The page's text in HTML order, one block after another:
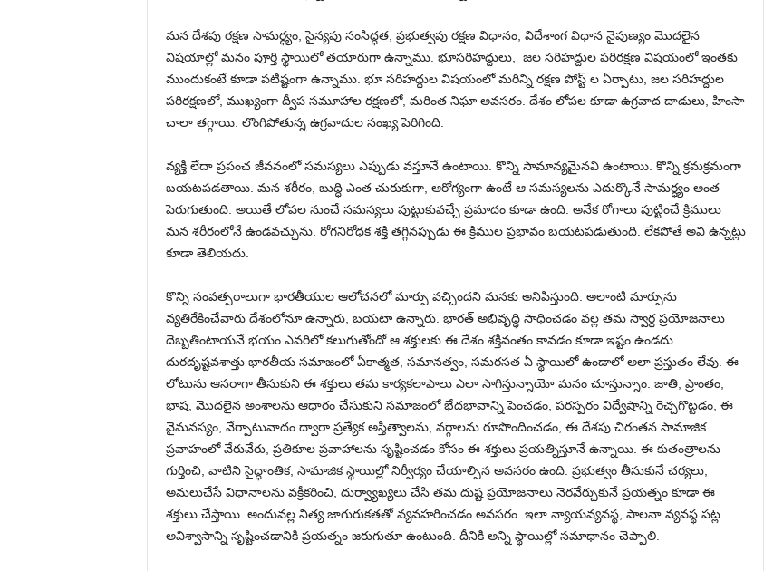
మన దేశపు రక్షణ సామర్ధ్యం, సైన్యపు సంసిద్ధత, ప్రభుత్వపు రక్షణ విధానం, విదేశాంగ విధాన నైపుణ్యం మొదలైన
విషయాల్లో మనం పూర్తి స్థాయిలో తయారుగా ఉన్నాము. భూసరిహద్దులు, జల సరిహద్దుల పరిరక్షణ విషయంలో ఇంతకు
ముందుకంటే కూడా పటిష్టంగా ఉన్నాము. భూ సరిహద్దుల విషయంలో మరిన్ని రక్షణ పోస్ట్ ల ఏర్పాటు, జల సరిహద్దుల
పరిరక్షణలో, ముఖ్యంగా ద్వీప సమూహాల రక్షణలో, మరింత నిఘా అవసరం. దేశం లోపల కూడా ఉగ్రవాద దాడులు, హింసా
చాలా తగ్గాయి. లొంగిపోతున్న ఉగ్రవాదుల సంఖ్య పెరిగింది.
వ్యక్తి లేదా ప్రపంచ జీవనంలో సమస్యలు ఎప్పుడు వస్తూనే ఉంటాయి. కొన్ని సామాన్యమైనవి ఉంటాయి. కొన్ని క్రమక్రమంగా
బయటపడతాయి. మన శరీరం, బుద్ధి ఎంత చురుకుగా, ఆరోగ్యంగా ఉంటే ఆ సమస్యలను ఎదుర్కొనే సామర్ధ్యం అంత
పెరుగుతుంది. అయితే లోపల నుంచే సమస్యలు పుట్టుకువచ్చే ప్రమాదం కూడా ఉంది. అనేక రోగాలు పుట్టించే క్రిములు
మన శరీరంలోనే ఉండవచ్చును. రోగనిరోధక శక్తి తగ్గినప్పుడు ఈ క్రిముల ప్రభావం బయటపడుతుంది. లేకపోతే అవి ఉన్నట్లు
కూడా తెలియదు.
కొన్ని సంవత్సరాలుగా భారతీయుల ఆలోచనలో మార్పు వచ్చిందని మనకు అనిపిస్తుంది. అలాంటి మార్పును
వ్యతిరేకించేవారు దేశంలోనూ ఉన్నారు, బయటా ఉన్నారు. భారత్ అభివృద్ధి సాధించడం వల్ల తమ స్వార్ధ ప్రయోజనాలు
దెబ్బతింటాయనే భయం ఎవరిలో కలుగుతోందో ఆ శక్తులకు ఈ దేశం శక్తివంతం కావడం కూడా ఇష్టం ఉండదు.
దురదృష్టవశాత్తు భారతీయ సమాజంలో ఏకాత్మత, సమానత్వం, సమరసత ఏ స్థాయిలో ఉండాలో అలా ప్రస్తుతం లేవు. ఈ
లోటును ఆసరాగా తీసుకుని ఈ శక్తులు తమ కార్యకలాపాలు ఎలా సాగిస్తున్నాయో మనం చూస్తున్నాం. జాతి, ప్రాంతం,
భాష, మొదలైన అంశాలను ఆధారం చేసుకుని సమాజంలో భేదభావాన్ని పెంచడం, పరస్పరం విద్వేషాన్ని రెచ్చగొట్టడం, ఈ
వైమనస్యం, వేర్పాటువాదం ద్వారా ప్రత్యేక అస్తిత్వాలను, వర్గాలను రూపొందించడం, ఈ దేశపు చిరంతన సామాజిక
ప్రవాహంలో వేరువేరు, ప్రతికూల ప్రవాహాలను సృష్టించడం కోసం ఈ శక్తులు ప్రయత్నిస్తూనే ఉన్నాయి. ఈ కుతంత్రాలను
గుర్తించి, వాటిని సైద్ధాంతిక, సామాజిక స్థాయిల్లో నిర్వీర్యం చేయాల్సిన అవసరం ఉంది. ప్రభుత్వం తీసుకునే చర్యలు,
అమలుచేసే విధానాలను వక్రీకరించి, దుర్వ్యాఖ్యలు చేసి తమ దుష్ట ప్రయోజనాలు నెరవేర్చుకునే ప్రయత్నం కూడా ఈ
శక్తులు చేస్తాయి. అందువల్ల నిత్య జాగురుకతతో వ్యవహరించడం అవసరం. ఇలా న్యాయవ్యవస్థ, పాలనా వ్యవస్థ పట్ల
అవిశ్వాసాన్ని సృష్టించడానికి ప్రయత్నం జరుగుతూ ఉంటుంది. దీనికి అన్ని స్థాయిల్లో సమాధానం చెప్పాలి.